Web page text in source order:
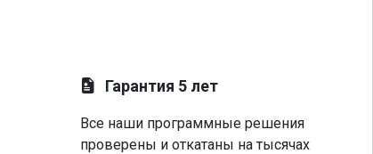
Гарантия 5 лет
Все наши программные решения
проверены и откатаны на тысячах